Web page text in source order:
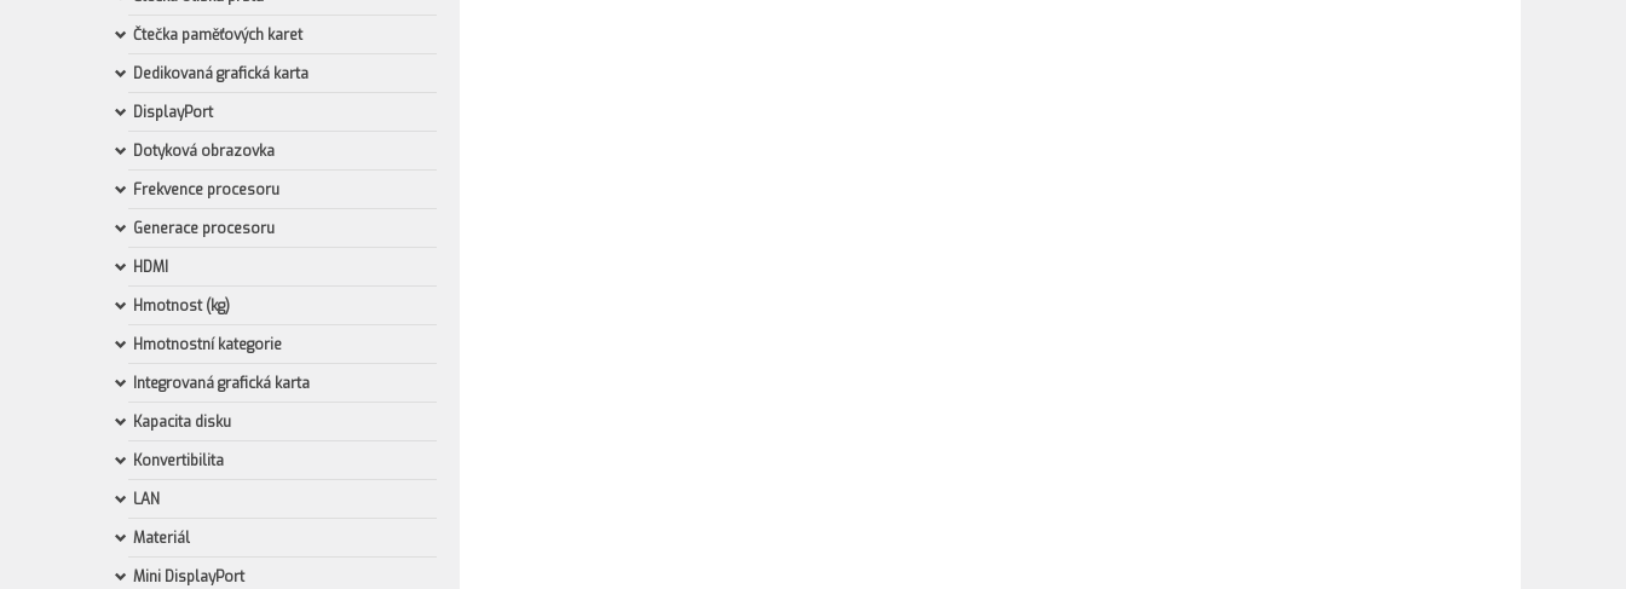
Čtečka paměťových karet
Dedikovaná grafická karta
DisplayPort
Dotyková obrazovka
Frekvence procesoru
Generace procesoru
HDMI
Hmotnost (kg)
Hmotnostní kategorie
Integrovaná grafická karta
Kapacita disku
Konvertibilita
LAN
Materiál
Mini DisplayPort